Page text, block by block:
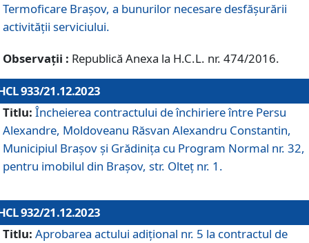
Termoficare Braşov, a bunurilor necesare desfăşurării
activităţii serviciului.
Observații : Republică Anexa la H.C.L. nr. 474/2016.
933/21.12.2023
Titlu: Încheierea contractului de închiriere între Persu
Alexandre, Moldoveanu Răsvan Alexandru Constantin,
Municipiul Braşov şi Grădinița cu Program Normal nr. 32,
pentru imobilul din Brașov, str. Olteț nr. 1.
932/21.12.2023
Titlu: Aprobarea actului adițional nr. 5 la contractul de